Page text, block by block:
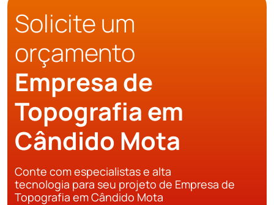
Solicite um
orçamento
Empresa de
Topografia em
Cândido Mota
Conte com especialistas e alta
tecnologia para seu projeto de Empresa de
Topografia em Cândido Mota